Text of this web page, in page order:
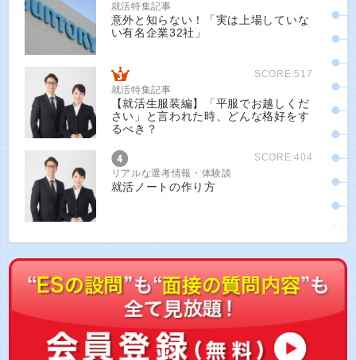
就活特集記事
意外と知らない！「実は上場していな
い有名企業32社」
SCORE:517
就活特集記事
【就活生服装編】「平服でお越しくだ
さい」と言われた時、どんな格好をす
るべき？
SCORE:404
リアルな選考情報・体験談
就活ノートの作り方